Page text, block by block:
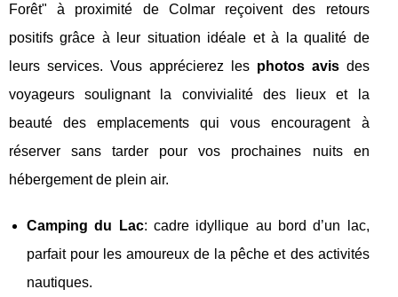
Forêt" à proximité de Colmar reçoivent des retours
positifs grâce à leur situation idéale et à la qualité de
leurs services. Vous apprécierez les photos avisdes
voyageurs soulignant la convivialité des lieux et la
beauté des emplacements qui vous encouragent à
réserver sans tarder pour vos prochaines nuits en
hébergement de plein air.
Camping du Lac: cadre idyllique au bord d’un lac,
parfait pour les amoureux de la pêche et des activités
nautiques.